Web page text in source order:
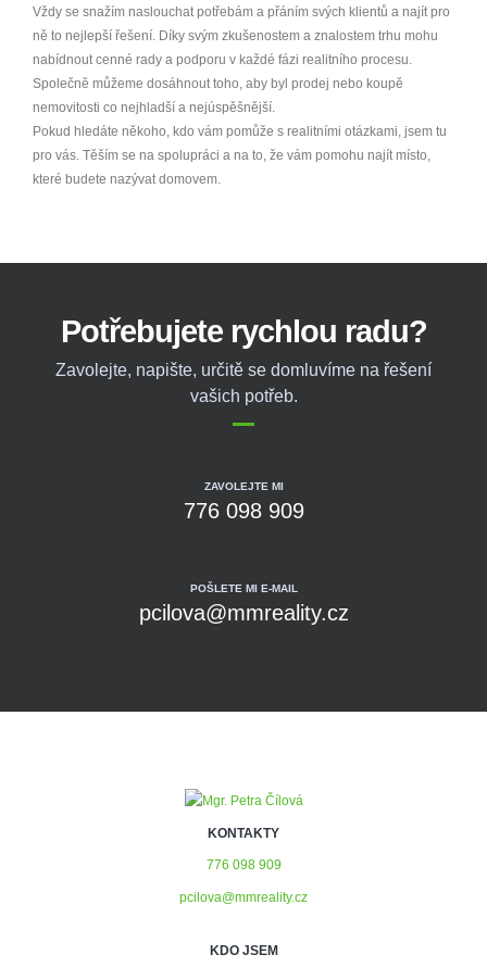
Vždy se snažím naslouchat potřebám a přáním svých klientů a najít pro
ně to nejlepší řešení. Díky svým zkušenostem a znalostem trhu mohu
nabídnout cenné rady a podporu v každé fázi realitního procesu.
Společně můžeme dosáhnout toho, aby byl prodej nebo koupě
nemovitosti co nejhladší a nejúspěšnější.
Pokud hledáte někoho, kdo vám pomůže s realitními otázkami, jsem tu
pro vás. Těším se na spolupráci a na to, že vám pomohu najít místo,
které budete nazývat domovem.
Potřebujete rychlou radu?
Zavolejte, napište, určitě se domluvíme na řešení
vašich potřeb.
ZAVOLEJTE MI
776 098 909
POŠLETE MI E-MAIL
pcilova@mmreality.cz
KONTAKTY
776 098 909
pcilova@mmreality.cz
KDO JSEM